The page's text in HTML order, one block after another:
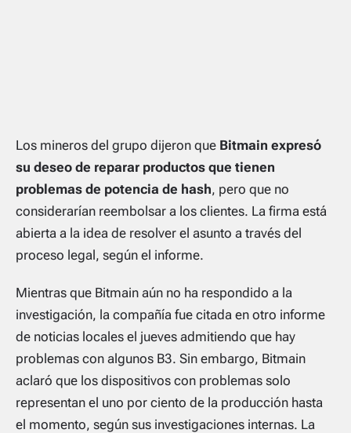
Los mineros del grupo dijeron que Bitmain expresó
su deseo de reparar productos que tienen
problemas de potencia de hash, pero que no
considerarían reembolsar a los clientes. La firma está
abierta a la idea de resolver el asunto a través del
proceso legal, según el informe.
Mientras que Bitmain aún no ha respondido a la
investigación, la compañía fue citada en otro informe
de noticias locales el jueves admitiendo que hay
problemas con algunos B3. Sin embargo, Bitmain
aclaró que los dispositivos con problemas solo
representan el uno por ciento de la producción hasta
el momento, según sus investigaciones internas. La